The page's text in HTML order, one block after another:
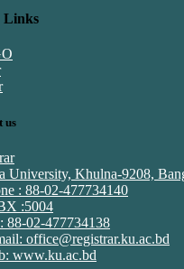
Links
us
University, Khulna-9208,
: 88-02-477734140
:5004
88-02-477734138
office@registrar.ku.ac.bd
www.ku.ac.bd